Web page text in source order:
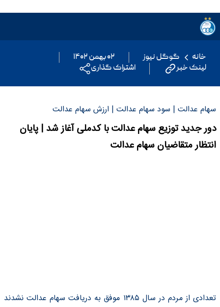
خانه گوگل نیوز
۰۲ بهمن ۱۴۰۲
لینک خبر
اشتراک گذاری
سهام عدالت | سود سهام عدالت | ارزش سهام عدالت
دور جدید توزیع سهام عدالت با کدملی آغاز شد | پایان
انتظار متقاضیان سهام عدالت
تعدادی از مردم در سال ۱۳۸۵ موفق به دریافت سهام عدالت نشدند